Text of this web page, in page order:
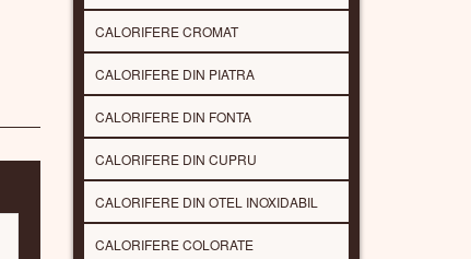
CALORIFERE CROMAT
CALORIFERE DIN PIATRA
CALORIFERE DIN FONTA
CALORIFERE DIN CUPRU
CALORIFERE DIN OTEL INOXIDABIL
CALORIFERE COLORATE